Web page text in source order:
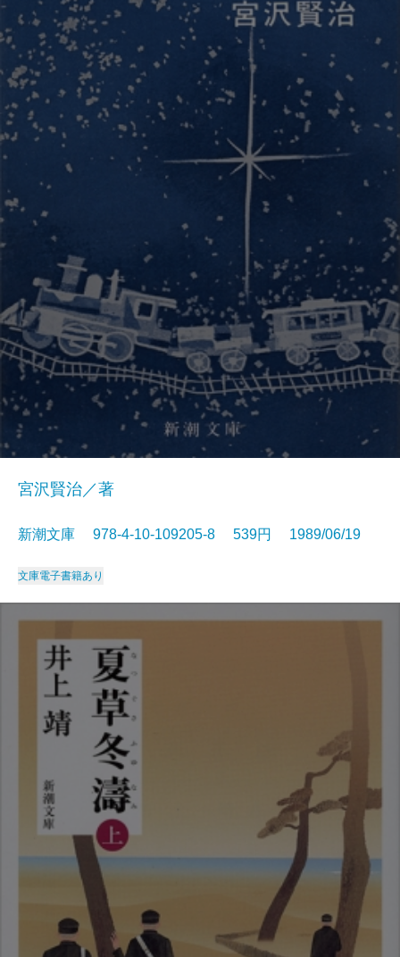
宮沢賢治／著
新潮文庫 978-4-10-109205-8 539円 1989/06/19
文庫電子書籍あり